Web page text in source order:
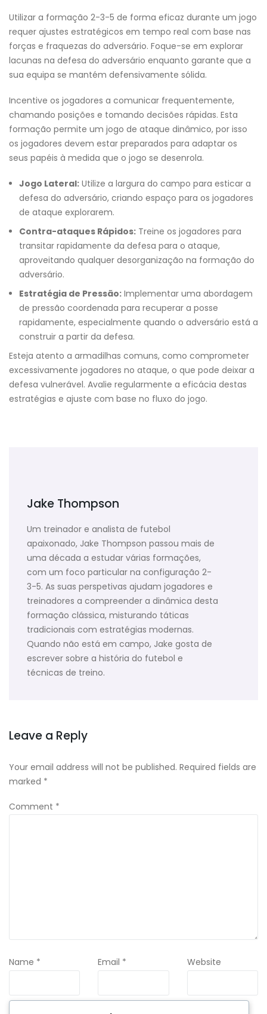
Utilizar a formação 2-3-5 de forma eficaz durante um jogo
requer ajustes estratégicos em tempo real com base nas
forças e fraquezas do adversário. Foque-se em explorar
lacunas na defesa do adversário enquanto garante que a
sua equipa se mantém defensivamente sólida.
Incentive os jogadores a comunicar frequentemente,
chamando posições e tomando decisões rápidas. Esta
formação permite um jogo de ataque dinâmico, por isso
os jogadores devem estar preparados para adaptar os
seus papéis à medida que o jogo se desenrola.
Jogo Lateral: Utilize a largura do campo para esticar a
defesa do adversário, criando espaço para os jogadores
de ataque explorarem.
Contra-ataques Rápidos: Treine os jogadores para
transitar rapidamente da defesa para o ataque,
aproveitando qualquer desorganização na formação do
adversário.
Estratégia de Pressão: Implementar uma abordagem
de pressão coordenada para recuperar a posse
rapidamente, especialmente quando o adversário está a
construir a partir da defesa.
Esteja atento a armadilhas comuns, como comprometer
excessivamente jogadores no ataque, o que pode deixar a
defesa vulnerável. Avalie regularmente a eficácia destas
estratégias e ajuste com base no fluxo do jogo.
Jake Thompson
Um treinador e analista de futebol
apaixonado, Jake Thompson passou mais de
uma década a estudar várias formações,
com um foco particular na configuração 2-
3-5. As suas perspetivas ajudam jogadores e
treinadores a compreender a dinâmica desta
formação clássica, misturando táticas
tradicionais com estratégias modernas.
Quando não está em campo, Jake gosta de
escrever sobre a história do futebol e
técnicas de treino.
Leave a Reply
Your email address will not be published. Required fields are
marked *
Comment *
Name * Email * Website